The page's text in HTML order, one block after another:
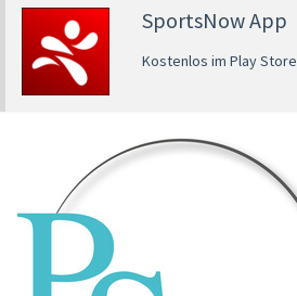
SportsNow App
Kostenlos im Play Store